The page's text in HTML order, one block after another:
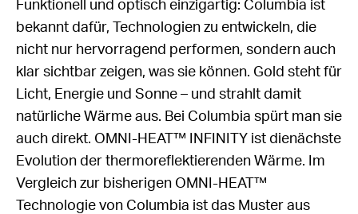
Funktionell und optisch einzigartig: Columbia ist
bekannt dafür, Technologien zu entwickeln, die
nicht nur hervorragend performen, sondern auch
klar sichtbar zeigen, was sie können. Gold steht für
Licht, Energie und Sonne – und strahlt damit
natürliche Wärme aus. Bei Columbia spürt man sie
auch direkt. OMNI-HEAT™ INFINITY ist dienächste
Evolution der thermoreflektierenden Wärme. Im
Vergleich zur bisherigen OMNI-HEAT™
Technologie von Columbia ist das Muster aus